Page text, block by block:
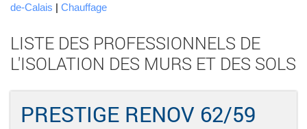
de-Calais | Chauffage
LISTE DES PROFESSIONNELS DE
L'ISOLATION DES MURS ET DES SOLS
PRESTIGE RENOV 62/59